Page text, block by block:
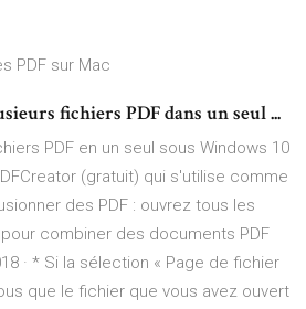
PDF sur Mac
fichiers PDF dans un seul ...
PDF en un seul sous Windows 10
(gratuit) qui s'utilise comme
des PDF : ouvrez tous les
combiner des documents PDF
· * Si la sélection « Page de fichier
que le fichier que vous avez ouvert